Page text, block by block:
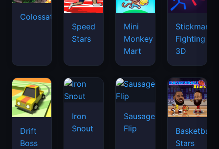
Colossatron
Speed
Stars
Mini
Monkey
Mart
Stickman
Fighting
3D
Drift
Boss
Iron
Snout
Sausage
Flip
Basketball
Stars